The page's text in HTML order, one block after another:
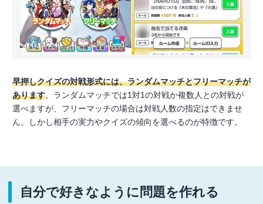
早押しクイズの対戦形式には、ランダムマッチとフリーマッチが
あります。ランダムマッチでは1対1の対戦か複数人との対戦が
選べますが、フリーマッチの場合は対戦人数の指定はできませ
ん。しかし相手の実力やクイズの傾向を選べるのが特徴です。
自分で好きなように問題を作れる